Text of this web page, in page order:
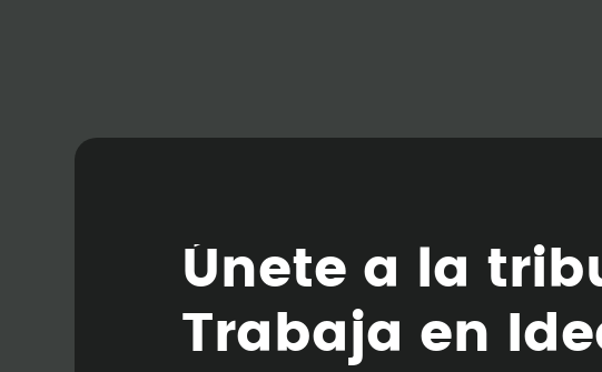
Únete a a trib
Trabaja en de